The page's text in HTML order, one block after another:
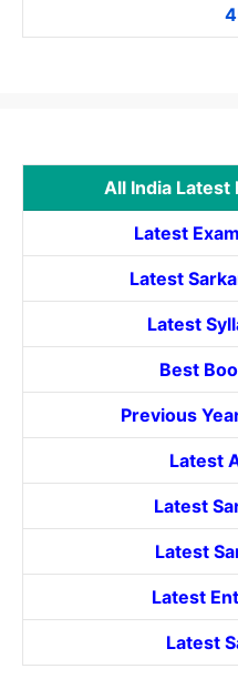
All India Latest
Latest
Latest
Latest
Best
Previous
Latest
Latest
Latest
Latest
Latest